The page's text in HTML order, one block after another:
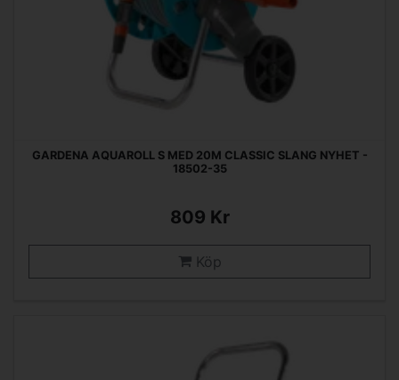
GARDENA AQUAROLL S MED 20M CLASSIC SLANG NYHET -
18502-35
809 Kr
Köp